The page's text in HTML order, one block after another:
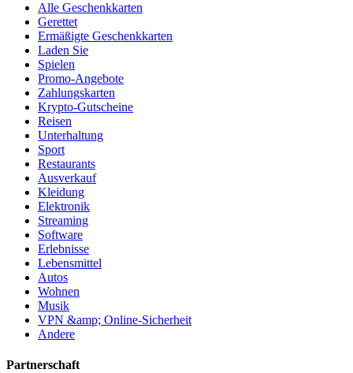
Alle Geschenkkarten
Gerettet
Ermäßigte Geschenkkarten
Laden Sie
Spielen
Promo-Angebote
Zahlungskarten
Krypto-Gutscheine
Reisen
Unterhaltung
Sport
Restaurants
Ausverkauf
Kleidung
Elektronik
Streaming
Software
Erlebnisse
Lebensmittel
Autos
Wohnen
Musik
VPN &amp; Online-Sicherheit
Andere
Partnerschaft